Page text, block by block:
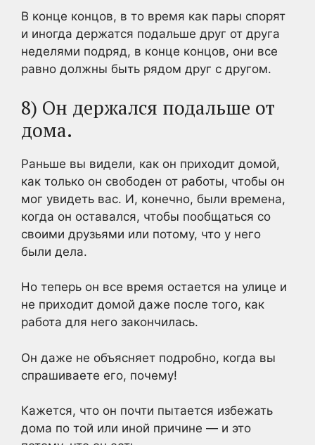
В конце концов, в то время как пары спорят
и иногда держатся подальше друг от друга
неделями подряд, в конце концов, они все
равно должны быть рядом друг с другом.
8) Он держался подальше от
дома.
Раньше вы видели, как он приходит домой,
как только он свободен от работы, чтобы он
мог увидеть вас. И, конечно, были времена,
когда он оставался, чтобы пообщаться со
своими друзьями или потому, что у него
были дела.
Но теперь он все время остается на улице и
не приходит домой даже после того, как
работа для него закончилась.
Он даже не объясняет подробно, когда вы
спрашиваете его, почему!
Кажется, что он почти пытается избежать
дома по той или иной причине — и это